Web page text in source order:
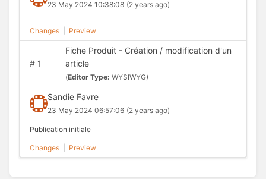
23 May 2024 10:38:08 (2 years ago)
Changes Preview
#1
Fiche Produit - Création / modification d'un
article
(Editor Type: WYSIWYG)
Sandie Favre
23 May 2024 06:57:06 (2 years ago)
Publication initiale
Changes Preview